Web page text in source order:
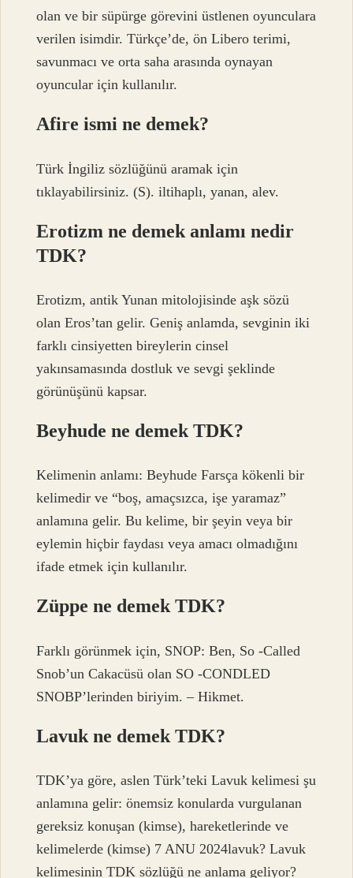
olan ve bir süpürge görevini üstlenen oyunculara
verilen isimdir. Türkçe’de, ön Libero terimi,
savunmacı ve orta saha arasında oynayan
oyuncular için kullanılır.
Afire ismi ne demek?
Türk İngiliz sözlüğünü aramak için
tıklayabilirsiniz. (S). iltihaplı, yanan, alev.
Erotizm ne demek anlamı nedir
TDK?
Erotizm, antik Yunan mitolojisinde aşk sözü
olan Eros’tan gelir. Geniş anlamda, sevginin iki
farklı cinsiyetten bireylerin cinsel
yakınsamasında dostluk ve sevgi şeklinde
görünüşünü kapsar.
Beyhude ne demek TDK?
Kelimenin anlamı: Beyhude Farsça kökenli bir
kelimedir ve “boş, amaçsızca, işe yaramaz”
anlamına gelir. Bu kelime, bir şeyin veya bir
eylemin hiçbir faydası veya amacı olmadığını
ifade etmek için kullanılır.
Züppe ne demek TDK?
Farklı görünmek için, SNOP: Ben, So -Called
Snob’un Cakacüsü olan SO -CONDLED
SNOBP’lerinden biriyim. – Hikmet.
Lavuk ne demek TDK?
TDK’ya göre, aslen Türk’teki Lavuk kelimesi şu
anlamına gelir: önemsiz konularda vurgulanan
gereksiz konuşan (kimse), hareketlerinde ve
kelimelerde (kimse) 7 ANU 2024lavuk? Lavuk
kelimesinin TDK sözlüğü ne anlama geliyor?